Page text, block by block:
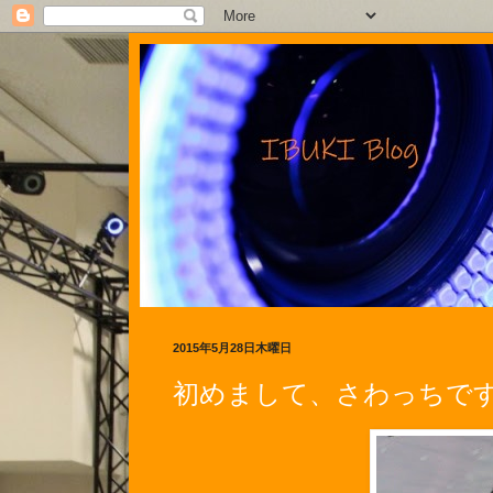
2015年5月28日木曜日
初めまして、さわっちで